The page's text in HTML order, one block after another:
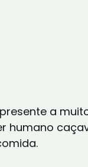
a
humano